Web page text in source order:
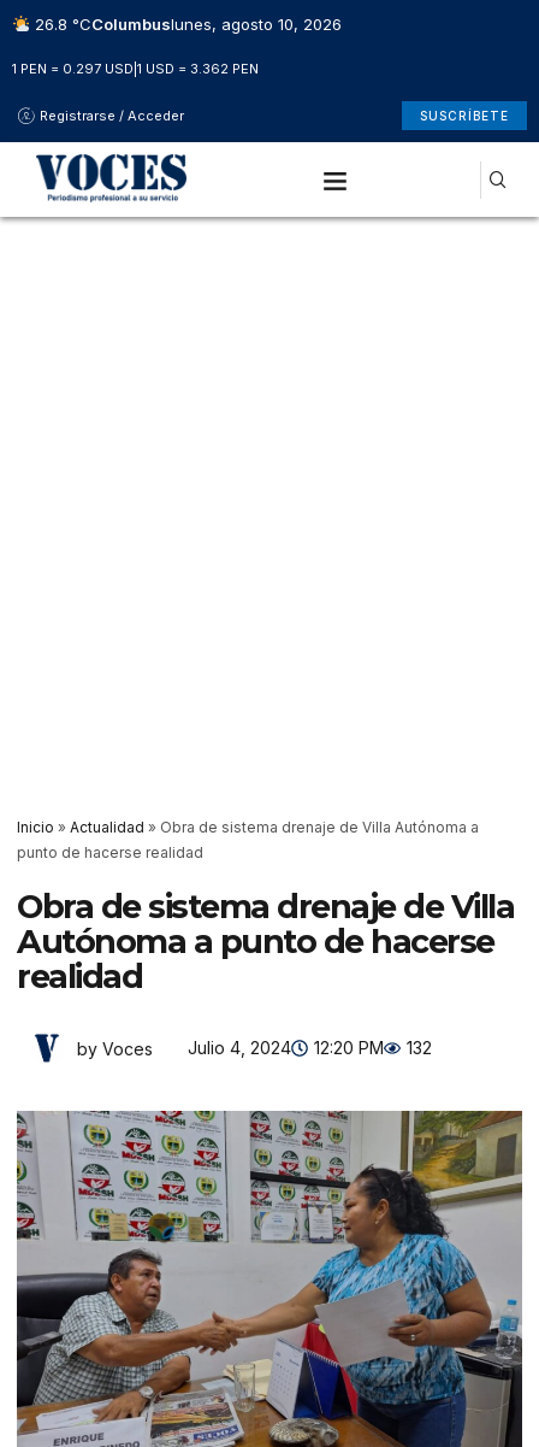
26.8 °CColumbuslunes, agosto 10, 2026
1 PEN = 0.297 USD 1 USD = 3.362 PEN
Registrarse / Acceder SUSCRÍBETE
Inicio » Actualidad » Obra de sistema drenaje de Villa Autónoma a
punto de hacerse realidad
Obra de sistema drenaje de Villa
Autónoma a punto de hacerse
realidad
by Voces Julio 4, 2024 12:20 PM 132